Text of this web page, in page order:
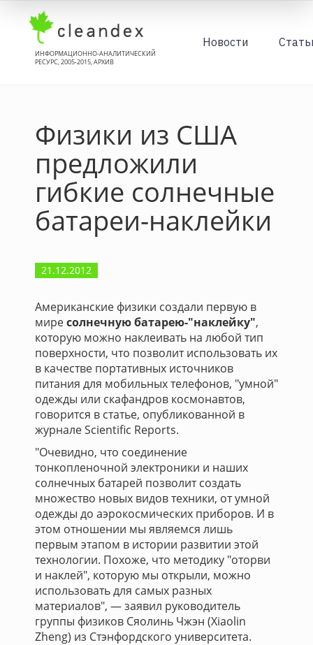
ИНФОРМАЦИОННО-АНАЛИТИЧЕСКИЙ
РЕСУРС, 2005-2015, АРХИВ
Новости
Физики из США
предложили
гибкие солнечные
батареи-наклейки
21.12.2012
Американские физики создали первую в
миресолнечную батарею-"наклейку",
которую можно наклеивать на любой тип
поверхности, что позволит использовать их
в качестве портативных источников
питания для мобильных телефонов, "умной"
одежды или скафандров космонавтов,
говорится в статье, опубликованной в
журнале Scientific Reports.
"Очевидно, что соединение
тонкопленочной электроники и наших
солнечных батарей позволит создать
множество новых видов техники, от умной
одежды до аэрокосмических приборов. И в
этом отношении мы являемся лишь
первым этапом в истории развитии этой
технологии. Похоже, что методику "оторви
и наклей", которую мы открыли, можно
использовать для самых разных
материалов", — заявил руководитель
группы физиков Сяолинь Чжэн (Xiaolin
Zheng) из Стэнфордского университета.